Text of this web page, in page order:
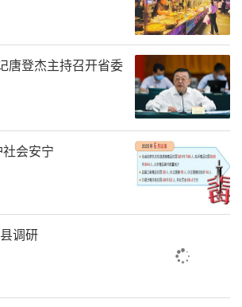
唐登杰主持召开省委
会安宁
调研